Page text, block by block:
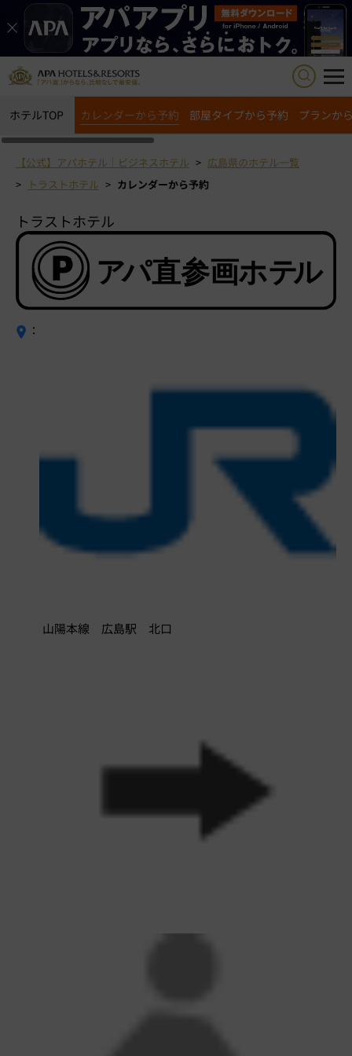
ホテルTOP カレンダーから予約 部屋タイプから予約 プランか
【公式】アパホテル｜ビジネスホテル
広島県のホテル一覧
トラストホテル
カレンダーから予約
トラストホテル
：
山陽本線 広島駅 北口